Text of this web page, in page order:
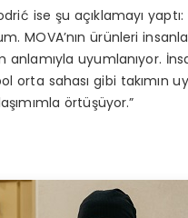
ise şu açıklamayı
MOVA’nın ürünleri
uyumlanıyor.
orta sahası gibi takımın
örtüşüyor.”